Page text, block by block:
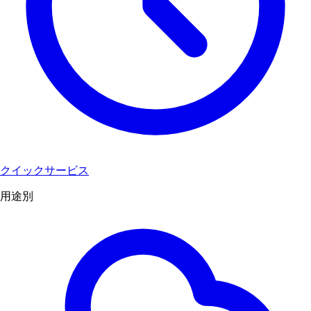
クイックサービス
用途別